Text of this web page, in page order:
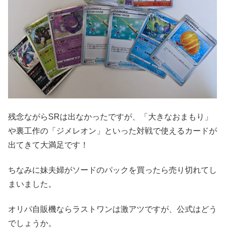
残念ながらSRは出なかったですが、「大きなおまもり」
や裏工作の「ジメレオン」といった対戦で使えるカードが
出てきて大満足です！
ちなみに妹夫婦がソードのパックを買ったら売り切れてし
まいました。
オリパ自販機ならラストワンは激アツですが、公式はどう
でしょうか。